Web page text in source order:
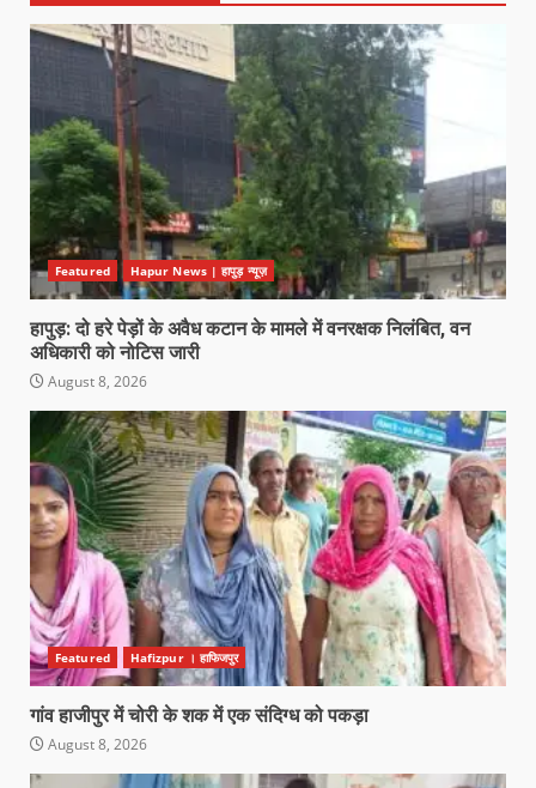
Featured Hapur News | हापुड़ न्यूज़
हापुड़: दो हरे पेड़ों के अवैध कटान के मामले में वनरक्षक निलंबित, वन
अधिकारी को नोटिस जारी
August 8, 2026
Featured Hafizpur । हाफिजपुर
गांव हाजीपुर में चोरी के शक में एक संदिग्ध को पकड़ा
August 8, 2026